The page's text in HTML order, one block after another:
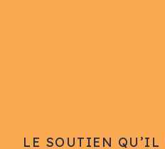
LE SOUTIEN QU’IL